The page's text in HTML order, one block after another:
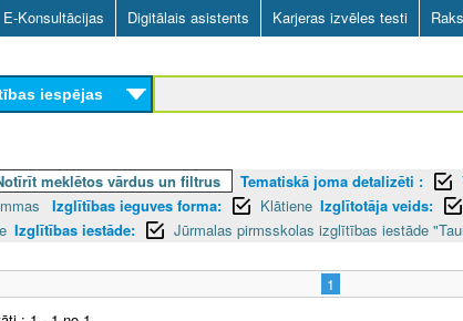
Skip
to
main
content
E-Konsultācijas Digitālais asistents Karjeras izvēles testi
iespējas
meklētos vārdus un filtrus Tematiskā joma detalizēti :
Izglītības ieguves forma: Klātiene Izglītotāja veids:
Izglītības iestāde: Jūrmalas pirmsskolas izglītības iestāde
1